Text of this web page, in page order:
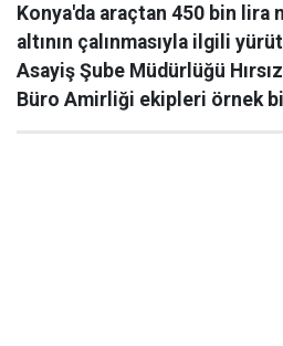
Konya'da araçtan 450 bin lira
altının çalınmasıyla ilgili
Asayiş Şube Müdürlüğü
Büro Amirliği ekipleri örnek